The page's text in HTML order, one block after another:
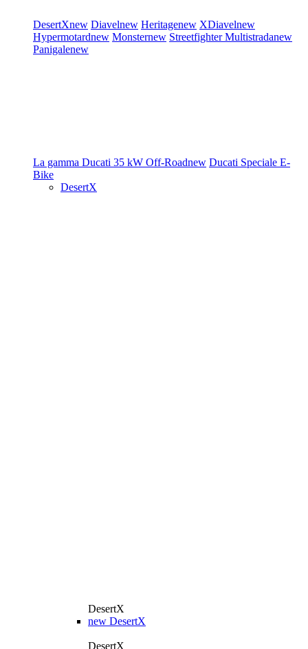
DesertXnew Diavelnew Heritagenew XDiavelnew
Hypermotardnew Monsternew StreetfighterMultistradanew
Panigalenew
La gamma Ducati 35 kW Off-Roadnew Ducati Speciale E-
Bike
DesertX
DesertX
new DesertX
DesertX